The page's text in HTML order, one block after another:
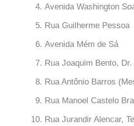
Avenida Washington
Rua Guilherme Pessoa
Avenida Mém de Sá
Rua Joaquim Bento, Dr.
Rua Antônio Barros
Rua Manoel Castelo
Rua Jurandir Alencar,